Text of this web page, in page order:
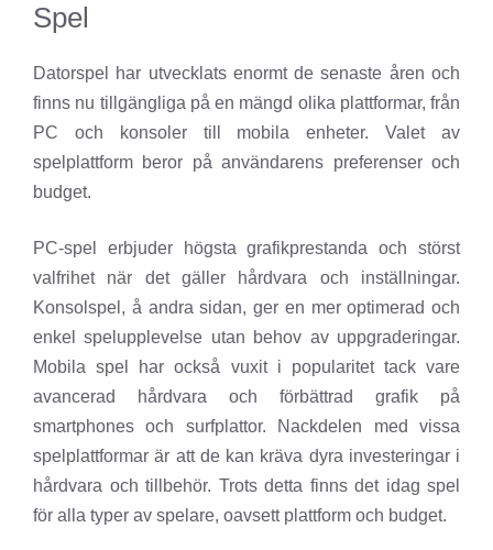
Spel
Datorspel har utvecklats enormt de senaste åren och
finns nu tillgängliga på en mängd olika plattformar, från
PC och konsoler till mobila enheter. Valet av
spelplattform beror på användarens preferenser och
budget.
PC-spel erbjuder högsta grafikprestanda och störst
valfrihet när det gäller hårdvara och inställningar.
Konsolspel, å andra sidan, ger en mer optimerad och
enkel spelupplevelse utan behov av uppgraderingar.
Mobila spel har också vuxit i popularitet tack vare
avancerad hårdvara och förbättrad grafik på
smartphones och surfplattor. Nackdelen med vissa
spelplattformar är att de kan kräva dyra investeringar i
hårdvara och tillbehör. Trots detta finns det idag spel
för alla typer av spelare, oavsett plattform och budget.